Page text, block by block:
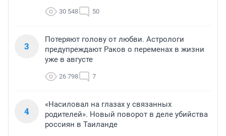
30 548 50
3
Потеряют голову от любви. Астрологи
предупреждают Раков о переменах в жизни
уже в августе
26 798 7
4
«Насиловал на глазах у связанных
родителей». Новый поворот в деле убийства
россиян в Таиланде